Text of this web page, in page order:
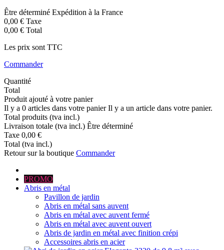
Être déterminé Expédition à la France
0,00 € Taxe
0,00 € Total
Les prix sont TTC
Commander
Quantité
Total
Produit ajouté à votre panier
Il y a 0 articles dans votre panierIl y a un article dans votre panier.
Total produits (tva incl.)
Livraison totale (tva incl.) Être déterminé
Taxe 0,00 €
Total (tva incl.)
Retour sur la boutique Commander
PROMO
Abris en métal
Pavillon de jardin
Abris en métal sans auvent
Abris en métal avec auvent fermé
Abris en métal avec auvent ouvert
Abris de jardin en métal avec finition crépi
Accessoires abris en acier